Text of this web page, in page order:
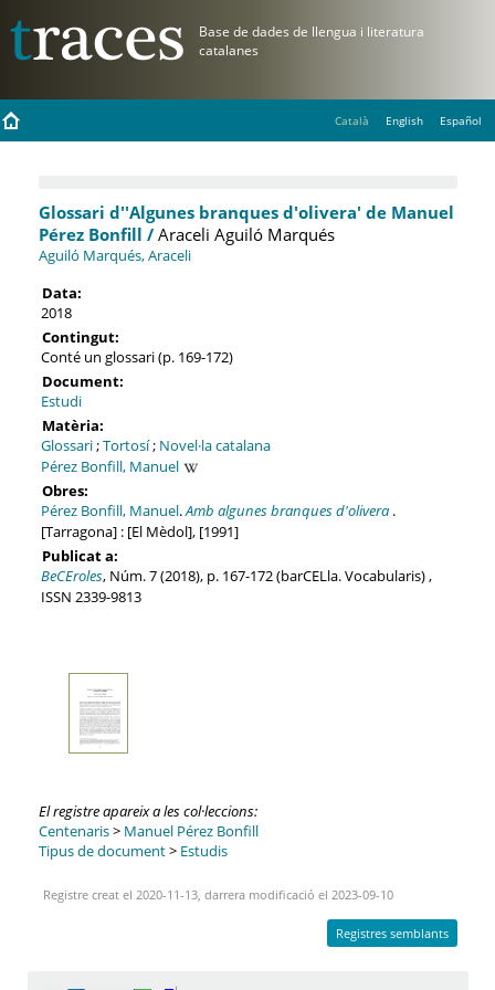
Català English Español
Glossari d''Algunes branques d'olivera' de Manuel
Pérez Bonfill /Araceli Aguiló Marqués
Aguiló Marqués, Araceli
Data:
2018
Contingut:
Conté un glossari (p. 169-172)
Document:
Estudi
Matèria:
Glossari;Tortosí; Novel·la catalana
Pérez Bonfill, Manuel
Obres:
Pérez Bonfill, Manuel.Amb algunes branques d'olivera.
[Tarragona] : [El Mèdol], [1991]
Publicat a:
BeCEroles, Núm. 7 (2018), p. 167-172 (barCELla. Vocabularis) ,
ISSN 2339-9813
El registre apareix a les col·leccions:
Centenaris> Manuel Pérez Bonfill
Tipus de document> Estudis
Registre creat el 2020-11-13, darrera modificació el 2023-09-10
Registres semblants